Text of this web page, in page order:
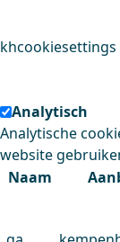
khcookiesettings
Analytisch
Analytische
website
Naam